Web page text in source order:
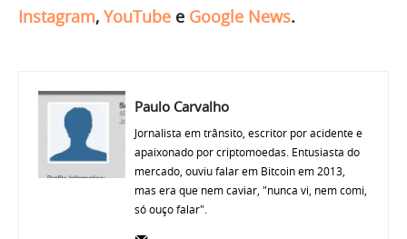
Instagram, YouTube e Google News.
Paulo Carvalho
Jornalista em trânsito, escritor por acidente e
apaixonado por criptomoedas. Entusiasta do
mercado, ouviu falar em Bitcoin em 2013,
mas era que nem caviar, "nunca vi, nem comi,
só ouço falar".